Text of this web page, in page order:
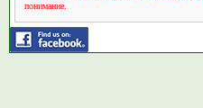
понимание.